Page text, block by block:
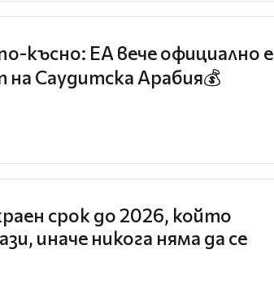
късно: EA вече официално е
на Саудитска Арабия💰
срок до 2026, който
иначе никога няма да се